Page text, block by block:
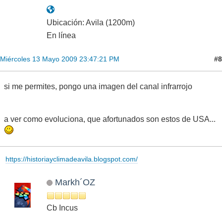
Ubicación: Avila (1200m)
En línea
Miércoles 13 Mayo 2009 23:47:21 PM #8
si me permites, pongo una imagen del canal infrarrojo
a ver como evoluciona, que afortunados son estos de USA...
https://historiayclimadeavila.blogspot.com/
Markh´OZ
Cb Incus